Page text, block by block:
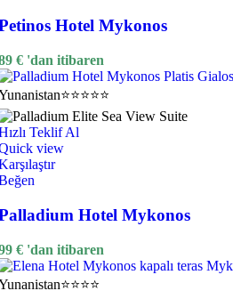
Hotel Mykonos
€ 'dan itibaren
⭐⭐⭐⭐⭐
Teklif Al
view
Hotel Mykonos
€ 'dan itibaren
⭐⭐⭐⭐